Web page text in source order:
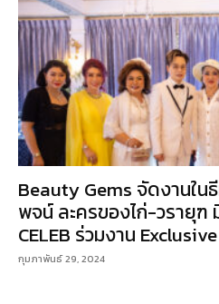
Beauty Gems จัดงานใน
พจน์ ละครของไก่-วรายุฑ
CELEB ร่วมงาน
กุมภาพันธ์ 29, 2024